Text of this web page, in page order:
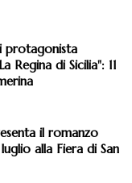
protagonista
Regina di Sicilia": 11
il romanzo
alla Fiera di San